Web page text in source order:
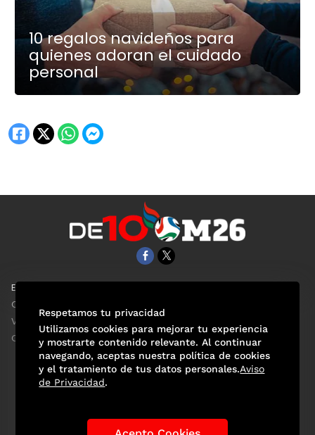
10 regalos navideños para
quienes adoran el cuidado
personal
EL UNIVERSAL
Clase
ViveUSA
Confabulario
Historia de los Mundiales Lo viral Anécdotas Mundialistas
Respetamos tu privacidad
Utilizamos cookies para mejorar tu experiencia
y mostrarte contenido relevante. Al continuar
navegando, aceptas nuestra política de cookies
y el tratamiento de tus datos personales.Aviso
de Privacidad.